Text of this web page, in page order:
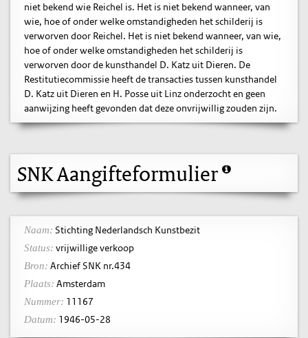
niet bekend wie Reichel is. Het is niet bekend wanneer, van
wie, hoe of onder welke omstandigheden het schilderij is
verworven door Reichel. Het is niet bekend wanneer, van wie,
hoe of onder welke omstandigheden het schilderij is
verworven door de kunsthandel D. Katz uit Dieren. De
Restitutiecommissie heeft de transacties tussen kunsthandel
D. Katz uit Dieren en H. Posse uit Linz onderzocht en geen
aanwijzing heeft gevonden dat deze onvrijwillig zouden zijn.
SNK Aangifteformulier
Naam: Stichting Nederlandsch Kunstbezit
Status: vrijwillige verkoop
Bron: Archief SNK nr.434
Plaats: Amsterdam
Nummer: 11167
Datum: 1946-05-28